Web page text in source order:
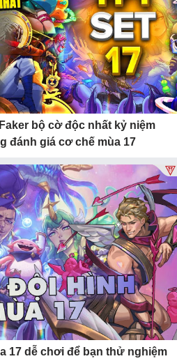
bộ cờ độc nhất kỷ niệm
đánh giá cơ chế mùa 17
17 dễ chơi để bạn thử nghiệm